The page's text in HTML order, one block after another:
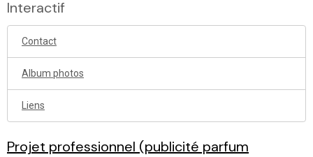
Interactif
Contact
Album photos
Liens
Projet professionnel (publicité parfum